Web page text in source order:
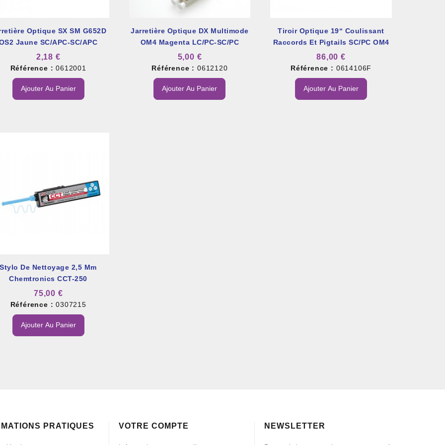
Optique SX SM G652D
Jaune SC/APC-SC/APC
2,18 €
Référence : 0612001
Ajouter Au Panier
Jarretière Optique DX Multimode
OM4 Magenta LC/PC-SC/PC
5,00 €
Référence : 0612120
Ajouter Au Panier
Tiroir Optique 19“ Coulissant
Raccords Et Pigtails SC/PC OM4
Multimode
86,00 €
Référence : 0614106F
Ajouter Au Panier
Stylo De Nettoyage 2,5 Mm
Chemtronics CCT-250
75,00 €
Référence : 0307215
Ajouter Au Panier
PRATIQUES VOTRE COMPTE NEWSLETTER